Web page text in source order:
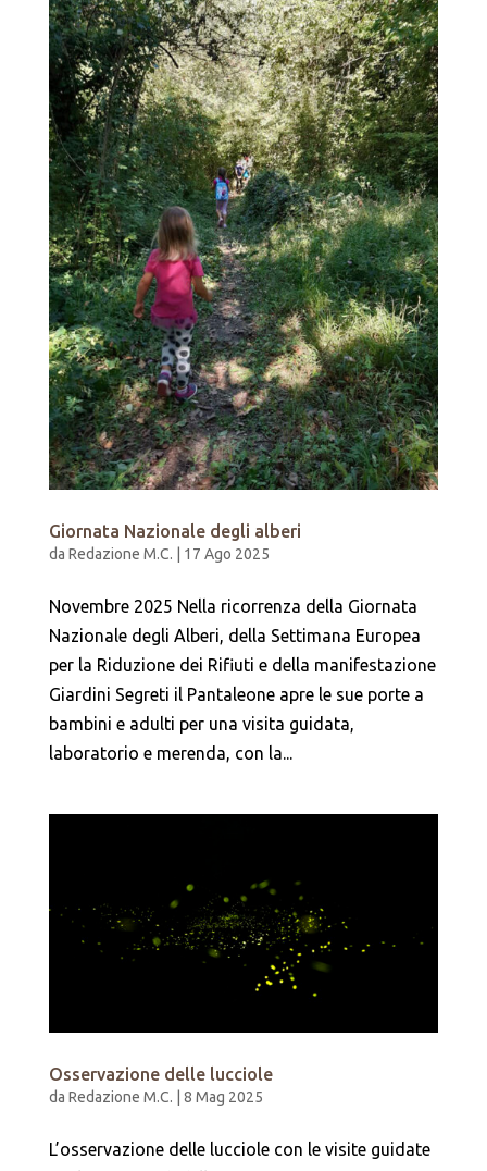
Giornata Nazionale degli alberi
da Redazione M.C. 17 Ago 2025
Novembre 2025 Nella ricorrenza della Giornata
Nazionale degli Alberi, della Settimana Europea
per la Riduzione dei Rifiuti e della manifestazione
Giardini Segreti il Pantaleone apre le sue porte a
bambini e adulti per una visita guidata,
laboratorio e merenda, con la...
Osservazione delle lucciole
da Redazione M.C. 8 Mag 2025
L’osservazione delle lucciole con le visite guidate